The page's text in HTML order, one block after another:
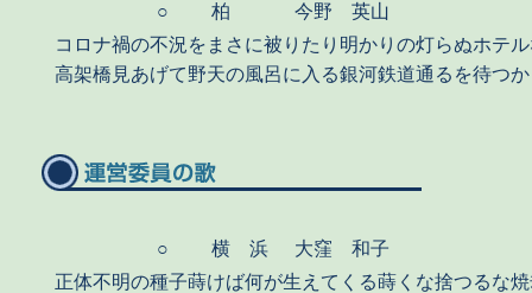
○ 柏
今野 英山
コロナ禍の不況をまさに被りたり明かりの灯らぬホテ
高架橋見あげて野天の風呂に入る銀河鉄道通るを待つか
○ 横 浜
大窪 和子
正体不明の種子蒔けば何が生えてくる蒔くな捨つるな